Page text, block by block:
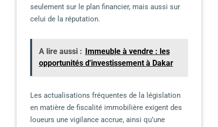
seulement sur le plan financier, mais aussi sur
celui de la réputation.
A lire aussi :
Immeuble à vendre : les
opportunités d'investissement à Dakar
Les actualisations fréquentes de la législation
en matière de fiscalité immobilière exigent des
loueurs une vigilance accrue, ainsi qu’une